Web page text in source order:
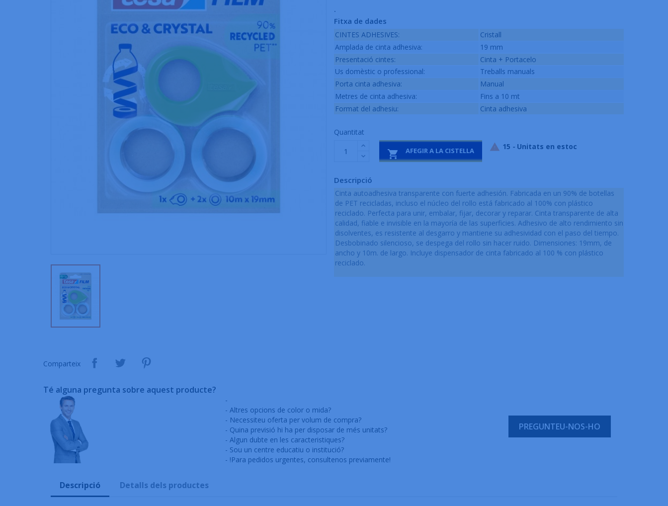
.
Fitxa de dades
CINTES ADHESIVES:
Cristall
Amplada de cinta adhesiva:
19 mm
Presentació cintes:
Cinta + Portacelo
Us domèstic o professional:
Treballs manuals
Porta cinta adhesiva:
Manual
Metres de cinta adhesiva:
Fins a 10 mt
Format del adhesiu:
Cinta adhesiva
Quantitat
 AFEGIR A LA CISTELLA  15 - Unitats en estoc
Descripció
Cinta autoadhesiva transparente con fuerte adhesión. Fabricada en un 90% de botellas
de PET recicladas, incluso el núcleo del rollo está fabricado al 100% con plástico
reciclado. Perfecta para unir, embalar, fijar, decorar y reparar. Cinta transparente de alta
calidad, fiable e invisible en la mayoría de las superficies. Adhesivo de alto rendimiento sin
disolventes, es resistente al desgarro y mantiene su adhesividad con el paso del tiempo.
Desbobinado silencioso, se despega del rollo sin hacer ruido. Dimensiones: 19mm, de
ancho y 10m. de largo. Incluye dispensador de cinta fabricado al 100 % con plástico
reciclado.
Comparteix
Té alguna pregunta sobre aquest producte?
-
- Altres opcions de color o mida?
- Necessiteu oferta per volum de compra?
- Quina previsió hi ha per disposar de més unitats?
- Algun dubte en les caracteristiques?
- Sou un centre educatiu o institució?
- !Para pedidos urgentes, consultenos previamente!
PREGUNTEU-NOS-HO
Descripció Detalls dels productes